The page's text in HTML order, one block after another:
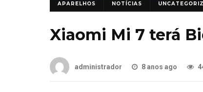
APARELHOS NOTÍCIAS
Xiaomi Mi 7 terá
administrador 8 anos ago